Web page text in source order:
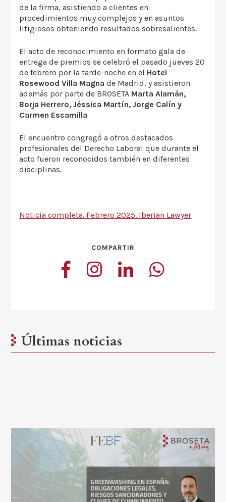
de la firma, asistiendo a clientes en
procedimientos muy complejos y en asuntos
litigiosos obteniendo resultados sobresalientes.
El acto de reconocimiento en formato gala de
entrega de premios se celebró el pasado jueves 20
de febrero por la tarde-noche en el Hotel
Rosewood Villa Magna de Madrid, y asistieron
además por parte de BROSETA MartaAlamán,
Borja Herrero, Jéssica Martín, Jorge Calín y
Carmen Escamilla
El encuentro congregó a otros destacados
profesionales del Derecho Laboral que durante el
acto fueron reconocidos también en diferentes
disciplinas.
Noticia completa. Febrero 2025. Iberian Lawyer
COMPARTIR
Últimas noticias